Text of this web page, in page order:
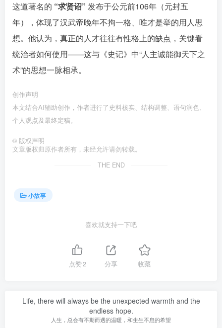
这道著名的 “求贤诏” 发布于公元前106年（元封五
年），体现了汉武帝晚年不拘一格、唯才是举的用人思
想。他认为，真正的人才往往有性格上的缺点，关键看
统治者如何使用——这与《史记》中“人主诚能御天下之
术”的思想一脉相承。󠄹󠅀󠄪󠄢󠄡󠄦󠄞󠄧󠄣󠄞󠄢󠄡󠄦󠄞󠄢󠄤󠅬󠅅󠅃󠄵󠅂󠄪󠅗󠅥󠅕󠅣󠅤󠅬󠅄󠄹󠄽󠄵󠄪󠄢󠄠󠄢󠄦󠄝󠄠󠄨󠄝󠄠󠄦󠄐󠄡󠄩󠄪󠄡󠄡󠄪󠄢󠄠󠅬󠅨󠅙󠅑󠅟󠅗󠅒󠄞󠅓󠅟󠅝󠄐󠇕󠆠󠅿󠇖󠆄󠆩󠇕󠅿󠆈󠇗󠆭󠆁󠄐󠇗󠅹󠅸󠇖󠆍󠅳󠇖󠅹󠅰󠇖󠆌󠅹
创作声明
本文结合AI辅助创作，作者进行了史料核实、结构调整、语句润色、
个人观点及最终定稿。󠄹󠅀󠄪󠄢󠄡󠄦󠄞󠄧󠄣󠄞󠄢󠄡󠄦󠄞󠄢󠄤󠅬󠅅󠅃󠄵󠅂󠄪󠅗󠅥󠅕󠅣󠅤󠅬󠅄󠄹󠄽󠄵󠄪󠄢󠄠󠄢󠄦󠄝󠄠󠄨󠄝󠄠󠄦󠄐󠄡󠄩󠄪󠄡󠄡󠄪󠄢󠄠󠅬󠅨󠅙󠅑󠅟󠅗󠅒󠄞󠅓󠅟󠅝󠄐󠇕󠆠󠅿󠇖󠆄󠆩󠇕󠅿󠆈󠇗󠆭󠆁󠄐󠇗󠅹󠅸󠇖󠆍󠅳󠇖󠅹󠅰󠇖󠆌󠅹
© 版权声明
文章版权归原作者所有，未经允许请勿转载。
THE END
小故事
喜欢就支持一下吧
点赞2 分享 收藏
Life, there will always be the unexpected warmth and the
endless hope.
人生，总会有不期而遇的温暖，和生生不息的希望